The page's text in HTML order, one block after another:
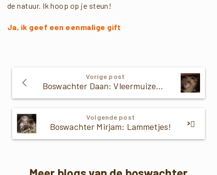
de natuur. Ik hoop op je steun!
Ja, ik geef een eenmalige gift
Verder
Lezen
Vorige post
Boswachter Daan: Vleermuizen kijken
Volgende post
Boswachter Mirjam: Lammetjes!